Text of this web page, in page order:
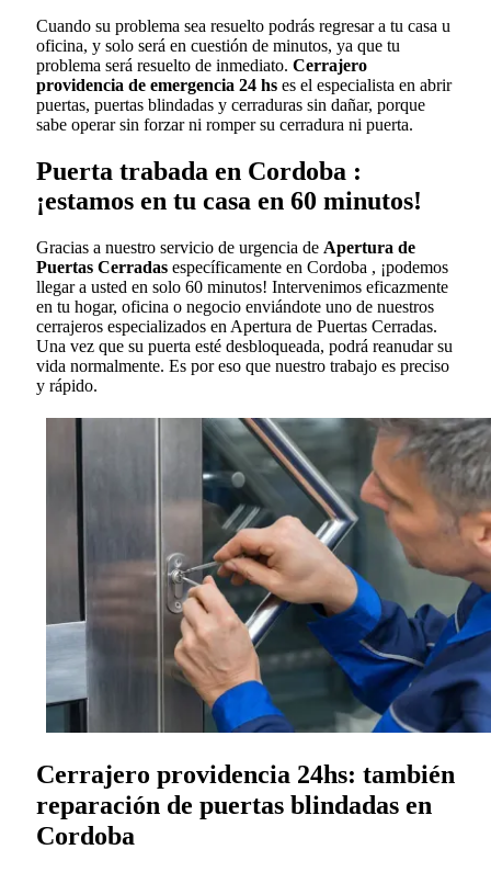
Cuando su problema sea resuelto podrás regresar a tu casa u
oficina, y solo será en cuestión de minutos, ya que tu
problema será resuelto de inmediato. Cerrajero
providencia de emergencia 24 hs es el especialista en abrir
puertas, puertas blindadas y cerraduras sin dañar, porque
sabe operar sin forzar ni romper su cerradura ni puerta.
Puerta trabada en Cordoba :
¡estamos en tu casa en 60 minutos!
Gracias a nuestro servicio de urgencia de Apertura de
Puertas Cerradas específicamente en Cordoba , ¡podemos
llegar a usted en solo 60 minutos! Intervenimos eficazmente
en tu hogar, oficina o negocio enviándote uno de nuestros
cerrajeros especializados en Apertura de Puertas Cerradas.
Una vez que su puerta esté desbloqueada, podrá reanudar su
vida normalmente. Es por eso que nuestro trabajo es preciso
y rápido.
Cerrajero providencia 24hs: también
reparación de puertas blindadas en
Cordoba